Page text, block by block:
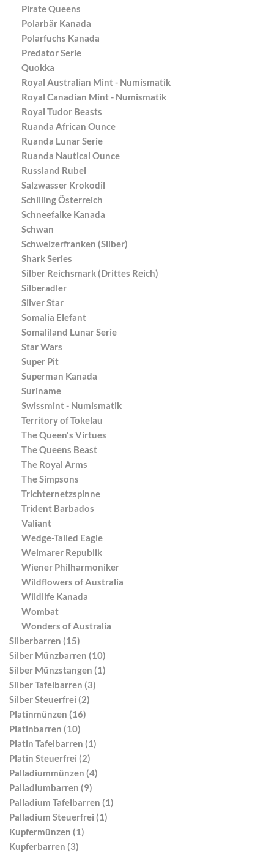
Pirate Queens
Polarbär Kanada
Polarfuchs Kanada
Predator Serie
Quokka
Royal Australian Mint - Numismatik
Royal Canadian Mint - Numismatik
Royal Tudor Beasts
Ruanda African Ounce
Ruanda Lunar Serie
Ruanda Nautical Ounce
Russland Rubel
Salzwasser Krokodil
Schilling Österreich
Schneefalke Kanada
Schwan
Schweizerfranken (Silber)
Shark Series
Silber Reichsmark (Drittes Reich)
Silberadler
Silver Star
Somalia Elefant
Somaliland Lunar Serie
Star Wars
Super Pit
Superman Kanada
Suriname
Swissmint - Numismatik
Territory of Tokelau
The Queen's Virtues
The Queens Beast
The Royal Arms
The Simpsons
Trichternetzspinne
Trident Barbados
Valiant
Wedge-Tailed Eagle
Weimarer Republik
Wiener Philharmoniker
Wildflowers of Australia
Wildlife Kanada
Wombat
Wonders of Australia
Silberbarren (15)
Silber Münzbarren (10)
Silber Münzstangen (1)
Silber Tafelbarren (3)
Silber Steuerfrei (2)
Platinmünzen (16)
Platinbarren (10)
Platin Tafelbarren (1)
Platin Steuerfrei (2)
Palladiummünzen (4)
Palladiumbarren (9)
Palladium Tafelbarren (1)
Palladium Steuerfrei (1)
Kupfermünzen (1)
Kupferbarren (3)